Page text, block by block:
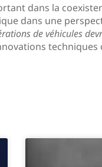
dans la
dans une
de véhicules